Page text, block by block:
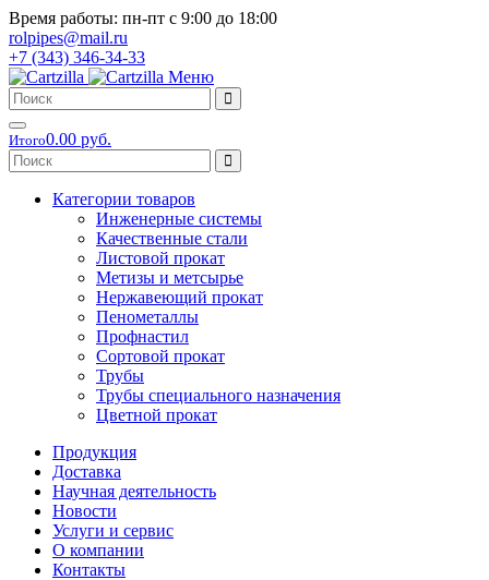
Время работы: пн-пт с 9:00 до 18:00
rolpipes@mail.ru
+7 (343) 346-34-33
Меню
Итого0.00 руб.
Категории товаров
Инженерные системы
Качественные стали
Листовой прокат
Метизы и метсырье
Нержавеющий прокат
Пенометаллы
Профнастил
Сортовой прокат
Трубы
Трубы специального назначения
Цветной прокат
Продукция
Доставка
Научная деятельность
Новости
Услуги и сервис
О компании
Контакты